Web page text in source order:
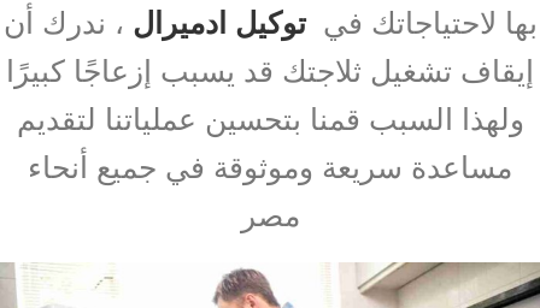
بها لاحتياجاتك في توكيل ادميرال ، ندرك أن
إيقاف تشغيل ثلاجتك قد يسبب إزعاجًا كبيرًا
ولهذا السبب قمنا بتحسين عملياتنا لتقديم
مساعدة سريعة وموثوقة في جميع أنحاء
مصر